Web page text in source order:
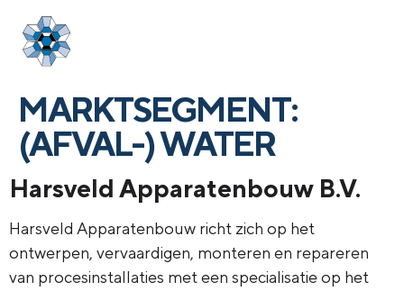
MARKTSEGMENT:
(AFVAL-) WATER
Harsveld Apparatenbouw B.V.
Harsveld Apparatenbouw richt zich op het
ontwerpen, vervaardigen, monteren en repareren
van procesinstallaties met een specialisatie op het